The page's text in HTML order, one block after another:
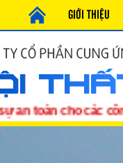
GIỚI THIỆU
cho các công